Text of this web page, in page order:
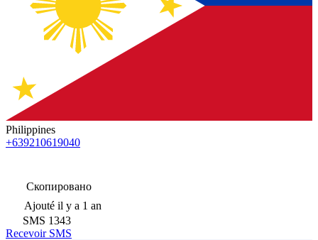
Philippines
+639210619040
Скопировано
Ajouté il y a 1 an
SMS 1343
Recevoir SMS